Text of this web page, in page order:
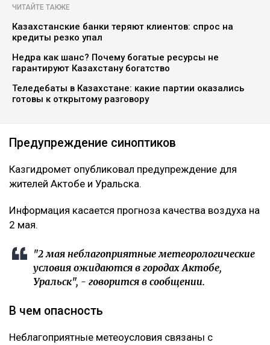
ЧИТАЙТЕ ТАКЖЕ
Казахстанские банки теряют клиентов: спрос на
кредиты резко упал
Недра как шанс? Почему богатые ресурсы не
гарантируют Казахстану богатство
Теледебаты в Казахстане: какие партии оказались
готовы к открытому разговору
Предупреждение синоптиков
Казгидромет опубликовал предупреждение для
жителей Актобе и Уральска.
Информация касается прогноза качества воздуха на
2 мая.
"2 мая неблагоприятные метеорологические
условия ожидаются в городах Актобе,
Уральск", - говорится в сообщении.
В чем опасность
Неблагоприятные метеоусловия связаны с